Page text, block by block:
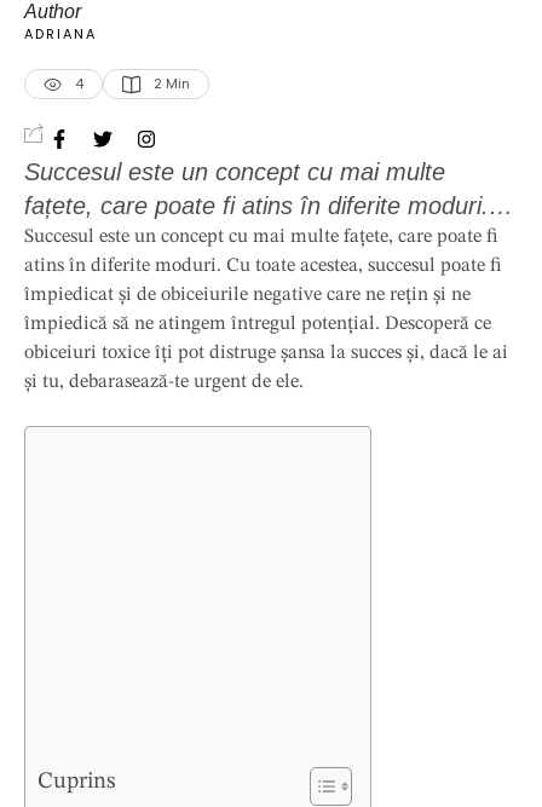
Author
ADRIANA
4 2 Min
Succesul este un concept cu mai multe
fațete, care poate fi atins în diferite moduri.
Cu toate acestea, succesul poate fi
împiedicat și de obiceiurile negative care ne
rețin și ne împiedică să ne atingem întregul
potențial. Descoperă ce obiceiuri toxice îți pot
distruge șansa la succes și, dacă le ai și tu,
Succesul este un concept cu mai multe fațete, care poate fi
atins în diferite moduri. Cu toate acestea, succesul poate fi
împiedicat și de obiceiurile negative care ne rețin și ne
împiedică să ne atingem întregul potențial. Descoperă ce
obiceiuri toxice îți pot distruge șansa la succes și, dacă le ai
și tu, debarasează-te urgent de ele.
Cuprins